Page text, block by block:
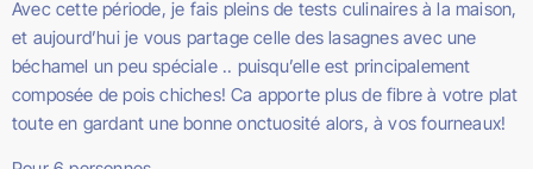
Avec cette période, je fais pleins de tests culinaires à la maison,
et aujourd’hui je vous partage celle des lasagnes avec une
béchamel un peu spéciale .. puisqu’elle est principalement
composée de pois chiches! Ca apporte plus de fibre à votre plat
toute en gardant une bonne onctuosité alors, à vos fourneaux!